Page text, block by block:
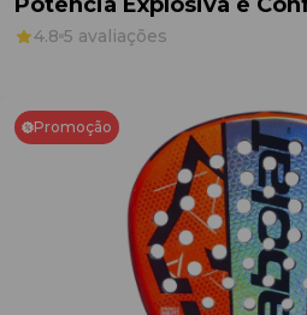
4.8 5 avaliações
Promoção